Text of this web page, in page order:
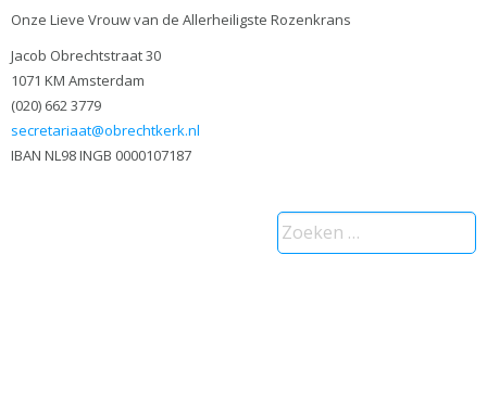
Onze Lieve Vrouw van de Allerheiligste Rozenkrans
Jacob Obrechtstraat 30
1071 KM Amsterdam
(020) 662 3779
secretariaat@obrechtkerk.nl
IBAN NL98 INGB 0000107187
Zoeken
naar: